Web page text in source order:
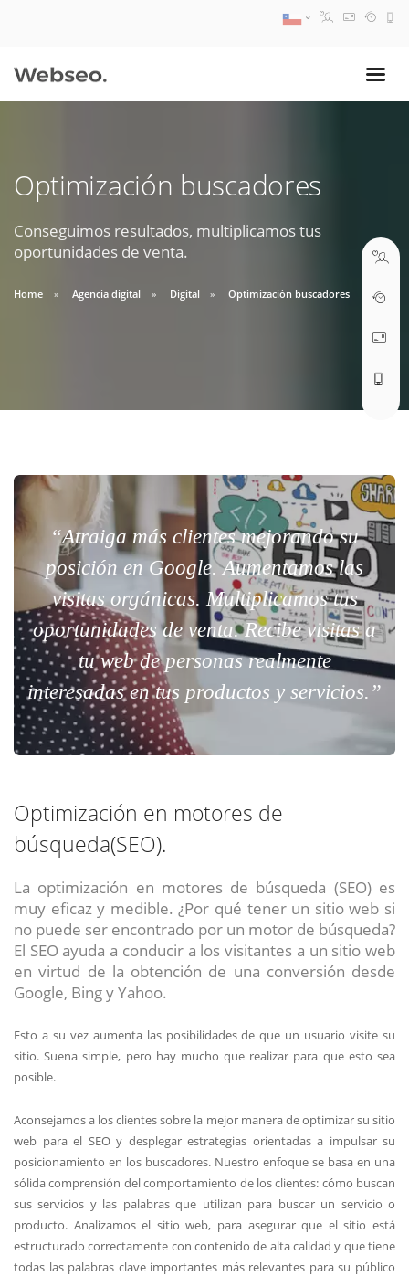
Optimización buscadores
Conseguimos resultados, multiplicamos tus
oportunidades de venta.
Home Agencia digital Digital Optimización buscadores
“Atraiga más clientes mejorando su
posición en Google. Aumentamos las
visitas orgánicas. Multiplicamos tus
oportunidades de venta. Recibe visitas a
tu web de personas realmente
interesadas en tus productos y servicios.”
Optimización en motores de
búsqueda(SEO).
La optimización en motores de búsqueda (SEO) es
muy eficaz y medible. ¿Por qué tener un sitio web si
no puede ser encontrado por un motor de búsqueda?
El SEO ayuda a conducir a los visitantes a un sitio web
en virtud de la obtención de una conversión desde
Google, Bing y Yahoo.
Esto a su vez aumenta las posibilidades de que un usuario visite su
sitio. Suena simple, pero hay mucho que realizar para que esto sea
posible.
Aconsejamos a los clientes sobre la mejor manera de optimizar su sitio
web para el SEO y desplegar estrategias orientadas a impulsar su
posicionamiento en los buscadores. Nuestro enfoque se basa en una
sólida comprensión del comportamiento de los clientes: cómo buscan
sus servicios y las palabras que utilizan para buscar un servicio o
producto. Analizamos el sitio web, para asegurar que el sitio está
estructurado correctamente con contenido de alta calidad y que tiene
todas las palabras clave importantes más relevantes para su público
09:30 AM A 18:30 PM
soporte@webseo.cl